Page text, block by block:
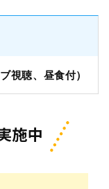
視聴、昼食付）
施中